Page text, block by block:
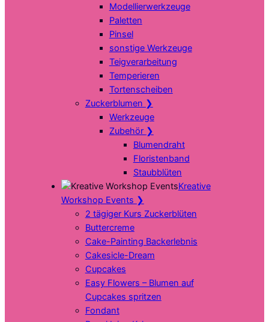
Modellierwerkzeuge
Paletten
Pinsel
sonstige Werkzeuge
Teigverarbeitung
Temperieren
Tortenscheiben
Zuckerblumen ❯
Werkzeuge
Zubehör ❯
Blumendraht
Floristenband
Staubblüten
Kreative
Workshop Events ❯
2 tägiger Kurs Zuckerblüten
Buttercreme
Cake-Painting Backerlebnis
Cakesicle-Dream
Cupcakes
Easy Flowers – Blumen auf
Cupcakes spritzen
Fondant